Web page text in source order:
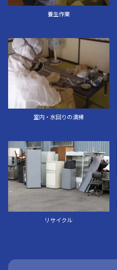
養生作業
室内・水回りの清掃
リサイクル